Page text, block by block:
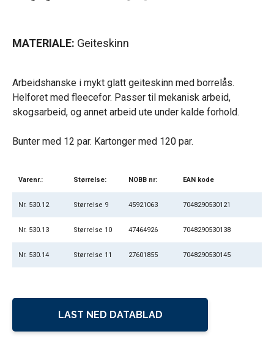
MATERIALE: Geiteskinn
Arbeidshanske i mykt glatt geiteskinn med borrelås.
Helforet med fleecefor. Passer til mekanisk arbeid,
skogsarbeid, og annet arbeid ute under kalde forhold.
Bunter med 12 par. Kartonger med 120 par.
Varenr.: Størrelse: NOBB nr: EAN kode
Nr. 530.12 Størrelse 9 45921063 7048290530121
Nr. 530.13 Størrelse 10 47464926 7048290530138
Nr. 530.14 Størrelse 11 27601855 7048290530145
LAST NED DATABLAD